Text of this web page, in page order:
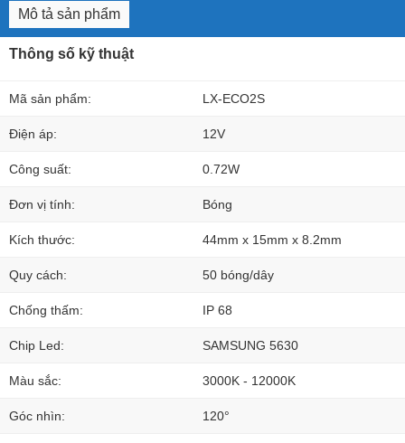
Mô tả sản phẩm
Thông số kỹ thuật
Mã sản phẩm: LX-ECO2S
Điện áp: 12V
Công suất: 0.72W
Đơn vị tính: Bóng
Kích thước: 44mm x 15mm x 8.2mm
Quy cách: 50 bóng/dây
Chống thấm: IP 68
Chip Led: SAMSUNG 5630
Màu sắc: 3000K - 12000K
Góc nhìn: 120°